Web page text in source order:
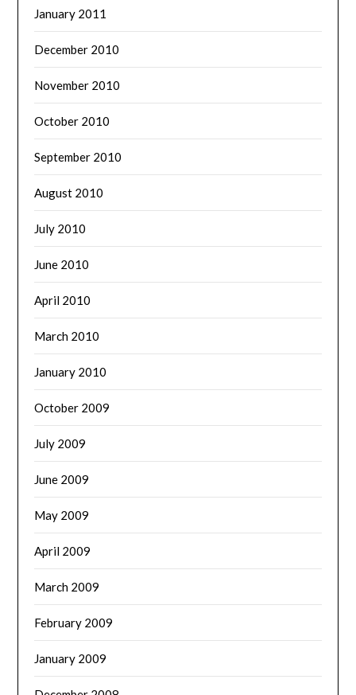
January 2011
December 2010
November 2010
October 2010
September 2010
August 2010
July 2010
June 2010
April 2010
March 2010
January 2010
October 2009
July 2009
June 2009
May 2009
April 2009
March 2009
February 2009
January 2009